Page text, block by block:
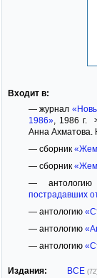
Входит в:
— журнал
1986», 1986 г.
Анна
— сборник
— сборник
—
пострадавших
— антологию
— антологию
— антологию
Издания: ВСЕ